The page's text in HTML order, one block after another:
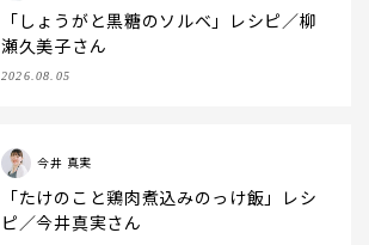
「しょうがと黒糖のソルベ」レシピ／柳
瀬久美子さん
2026.08.05
今井 真実
「たけのこと鶏肉煮込みのっけ飯」レシ
ピ／今井真実さん